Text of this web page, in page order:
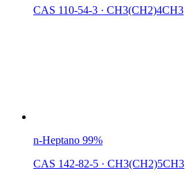
CAS 110-54-3 · CH3(CH2)4CH3
n-Heptano 99%
CAS 142-82-5 · CH3(CH2)5CH3